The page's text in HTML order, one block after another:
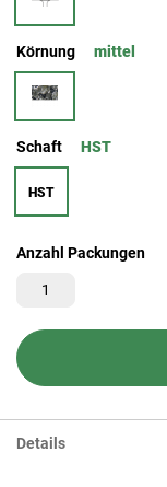
Körnung mittel
Schaft HST
HST
Anzahl Packungen
Details